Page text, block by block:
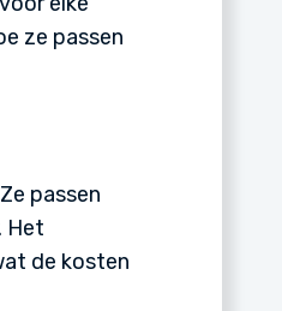
ze passen
passen
Het
de kosten